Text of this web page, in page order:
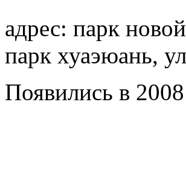
адрес: парк
парк хуаэюань,
Появились в